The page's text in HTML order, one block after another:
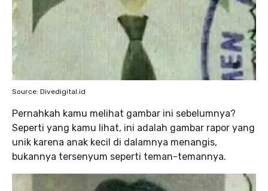
Source: Divedigital.id
Pernahkah kamu melihat gambar ini sebelumnya?
Seperti yang kamu lihat, ini adalah gambar rapor yang
unik karena anak kecil di dalamnya menangis,
bukannya tersenyum seperti teman-temannya.